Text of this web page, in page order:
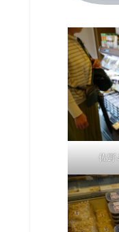
佐野